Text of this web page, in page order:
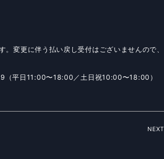
変更に伴う払い戻し受付はございませんので、
（平日11:00〜18:00／土日祝10:00〜18:00）
NEXT